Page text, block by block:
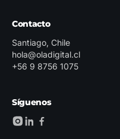
Contacto
Santiago, Chile
hola@oladigital.cl
+56 9 8756 1075
Síguenos